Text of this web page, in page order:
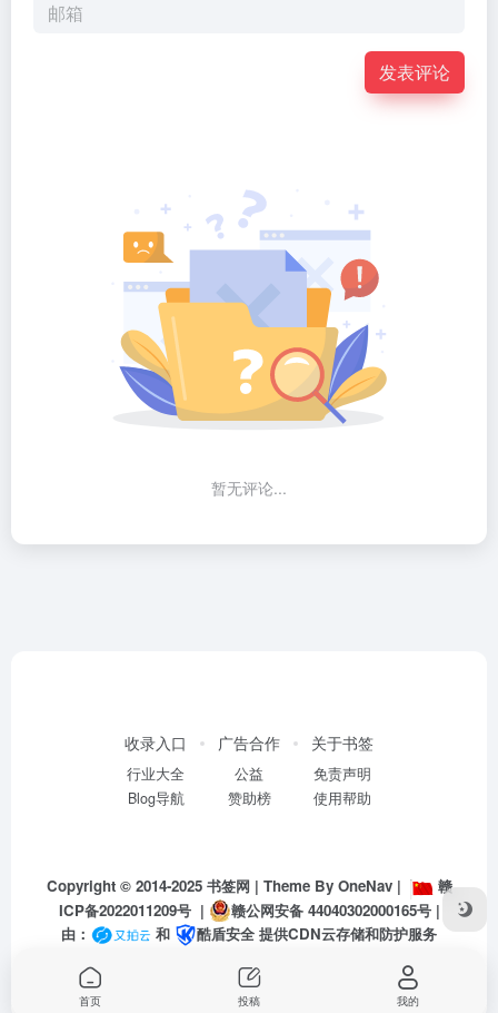
发表评论
暂无评论...
收录入口
行业大全
Blog导航
广告合作
公益
赞助榜
关于书签
免责声明
使用帮助
Copyright © 2014-2025 书签网 | Theme By OneNav|
赣
ICP备2022011209号| 赣公网安备 44040302000165号|
由：
和 酷盾安全 提供CDN云存储和防护服务
首页 投稿 我的